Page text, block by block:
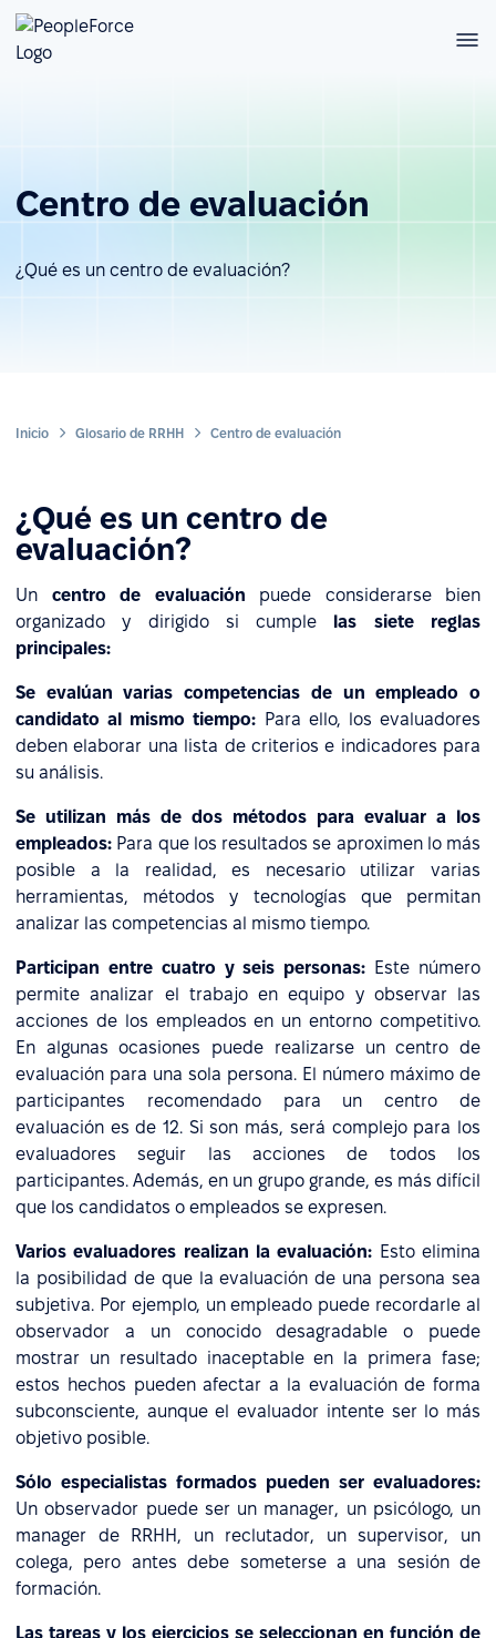
Centro de evaluación
¿Qué es un centro de evaluación?
Inicio Glosario de RRHH Centro de evaluación
¿Qué es un centro de
evaluación?
Un centro de evaluación puede considerarse bien
organizado y dirigido si cumple las siete reglas
principales:
Se evalúan varias competencias de un empleado o
candidato al mismo tiempo: Para ello, los evaluadores
deben elaborar una lista de criterios e indicadores para
su análisis.
Se utilizan más de dos métodos para evaluar a los
empleados: Para que los resultados se aproximen lo más
posible a la realidad, es necesario utilizar varias
herramientas, métodos y tecnologías que permitan
analizar las competencias al mismo tiempo.
Participan entre cuatro y seis personas: Este número
permite analizar el trabajo en equipo y observar las
acciones de los empleados en un entorno competitivo.
En algunas ocasiones puede realizarse un centro de
evaluación para una sola persona. El número máximo de
participantes recomendado para un centro de
evaluación es de 12. Si son más, será complejo para los
evaluadores seguir las acciones de todos los
participantes. Además, en un grupo grande, es más difícil
que los candidatos o empleados se expresen.
Varios evaluadores realizan la evaluación: Esto elimina
la posibilidad de que la evaluación de una persona sea
subjetiva. Por ejemplo, un empleado puede recordarle al
observador a un conocido desagradable o puede
mostrar un resultado inaceptable en la primera fase;
estos hechos pueden afectar a la evaluación de forma
subconsciente, aunque el evaluador intente ser lo más
objetivo posible.
Sólo especialistas formados pueden ser evaluadores:
Un observador puede ser un manager, un psicólogo, un
manager de RRHH, un reclutador, un supervisor, un
colega, pero antes debe someterse a una sesión de
formación.
Las tareas y los ejercicios se seleccionan en función de